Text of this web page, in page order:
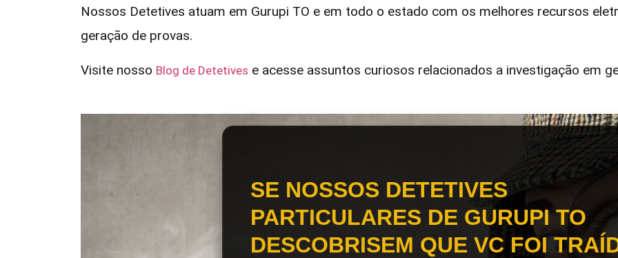
Nossos Detetives atuam em Gurupi TO e em todo o estado com os melhores recursos
geração de provas.
Visite nosso Blog de Detetives e acesse assuntos curiosos relacionados a investigação em
SE NOSSOS DETETIVES
PARTICULARES DE GURUPI TO
DESCOBRISEM QUE VC FOI